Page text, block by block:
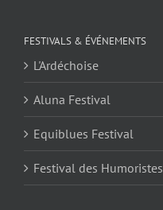
FESTIVALS & ÉVÉNEMENTS
L'Ardéchoise
Aluna Festival
Equiblues Festival
Festival des Humoristes